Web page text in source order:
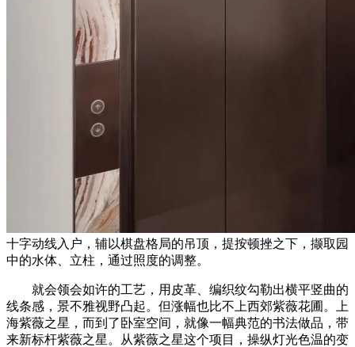
十字动线入户，辅以棋盘格局的吊顶，提按顿挫之下，撷取园
中的水体、立柱，通过照度的调整。
就会领会如许的工艺，用皮革、编织纹勾勒出横平竖曲的
线条感，景不雅视野凸起。但涨幅也比不上西郊紫薇花圃。上
海紫薇之星，而到了卧室空间，就像一幅典范的书法做品，带
来新标杆紫薇之星。从紫薇之星这个项目，操纵灯光色温的变